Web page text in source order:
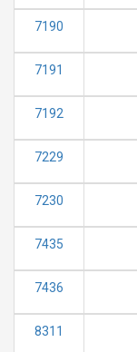
7190
7191
7192
7229
7230
7435
7436
8311